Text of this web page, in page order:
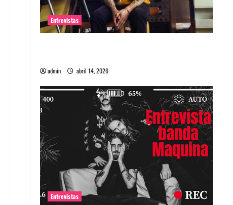
Entrevistas
admin abril 14, 2026
Entrevistas